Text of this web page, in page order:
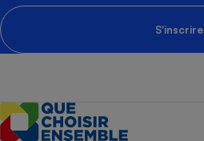
S'inscrire